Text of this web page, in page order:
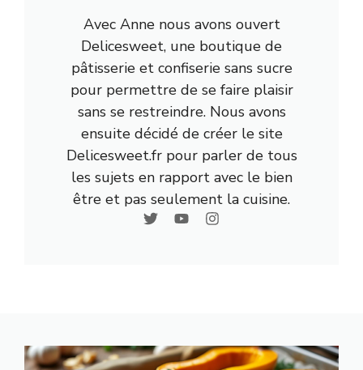
Avec Anne nous avons ouvert
Delicesweet, une boutique de
pâtisserie et confiserie sans sucre
pour permettre de se faire plaisir
sans se restreindre. Nous avons
ensuite décidé de créer le site
Delicesweet.fr pour parler de tous
les sujets en rapport avec le bien
être et pas seulement la cuisine.